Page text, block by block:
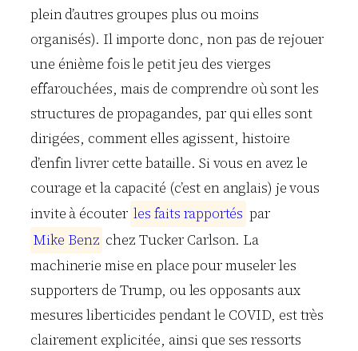
plein d’autres groupes plus ou moins
organisés). Il importe donc, non pas de rejouer
une énième fois le petit jeu des vierges
effarouchées, mais de comprendre où sont les
structures de propagandes, par qui elles sont
dirigées, comment elles agissent, histoire
d’enfin livrer cette bataille. Si vous en avez le
courage et la capacité (c’est en anglais) je vous
invite à écouter les faits rapportés par
Mike Benz chez Tucker Carlson. La
machinerie mise en place pour museler les
supporters de Trump, ou les opposants aux
mesures liberticides pendant le COVID, est très
clairement explicitée, ainsi que ses ressorts